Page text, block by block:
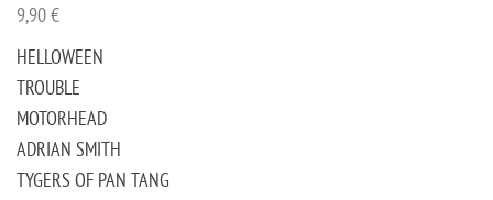
9,90€
HELLOWEEN
TROUBLE
MOTORHEAD
ADRIAN SMITH
TYGERS OF PAN TANG